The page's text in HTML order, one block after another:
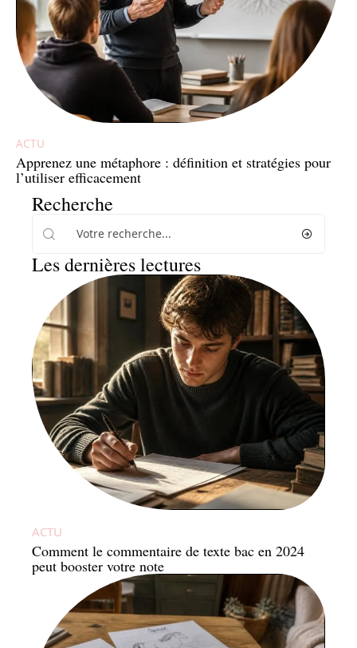
ACTU
Apprenez une métaphore : définition et stratégies pour
l’utiliser efficacement
Recherche
Les dernières lectures
ACTU
Comment le commentaire de texte bac en 2024
peut booster votre note